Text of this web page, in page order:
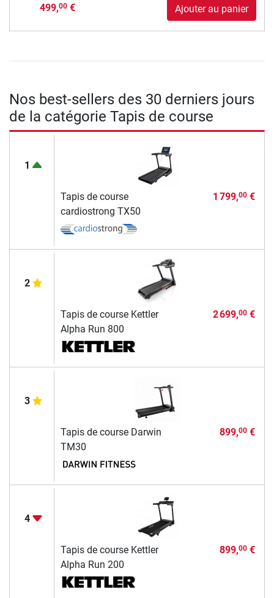
499,00€ Ajouter au panier
Nos best-sellers des 30 derniers jours
de la catégorie Tapis de course
1
Tapis de course
cardiostrong TX50
1 799,00€
2
Tapis de course Kettler
Alpha Run 800
2 699,00€
3
Tapis de course Darwin
TM30
899,00€
4
Tapis de course Kettler
Alpha Run 200
899,00€